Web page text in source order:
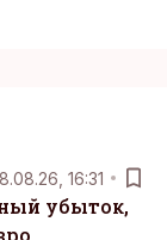
16:31
убыток,